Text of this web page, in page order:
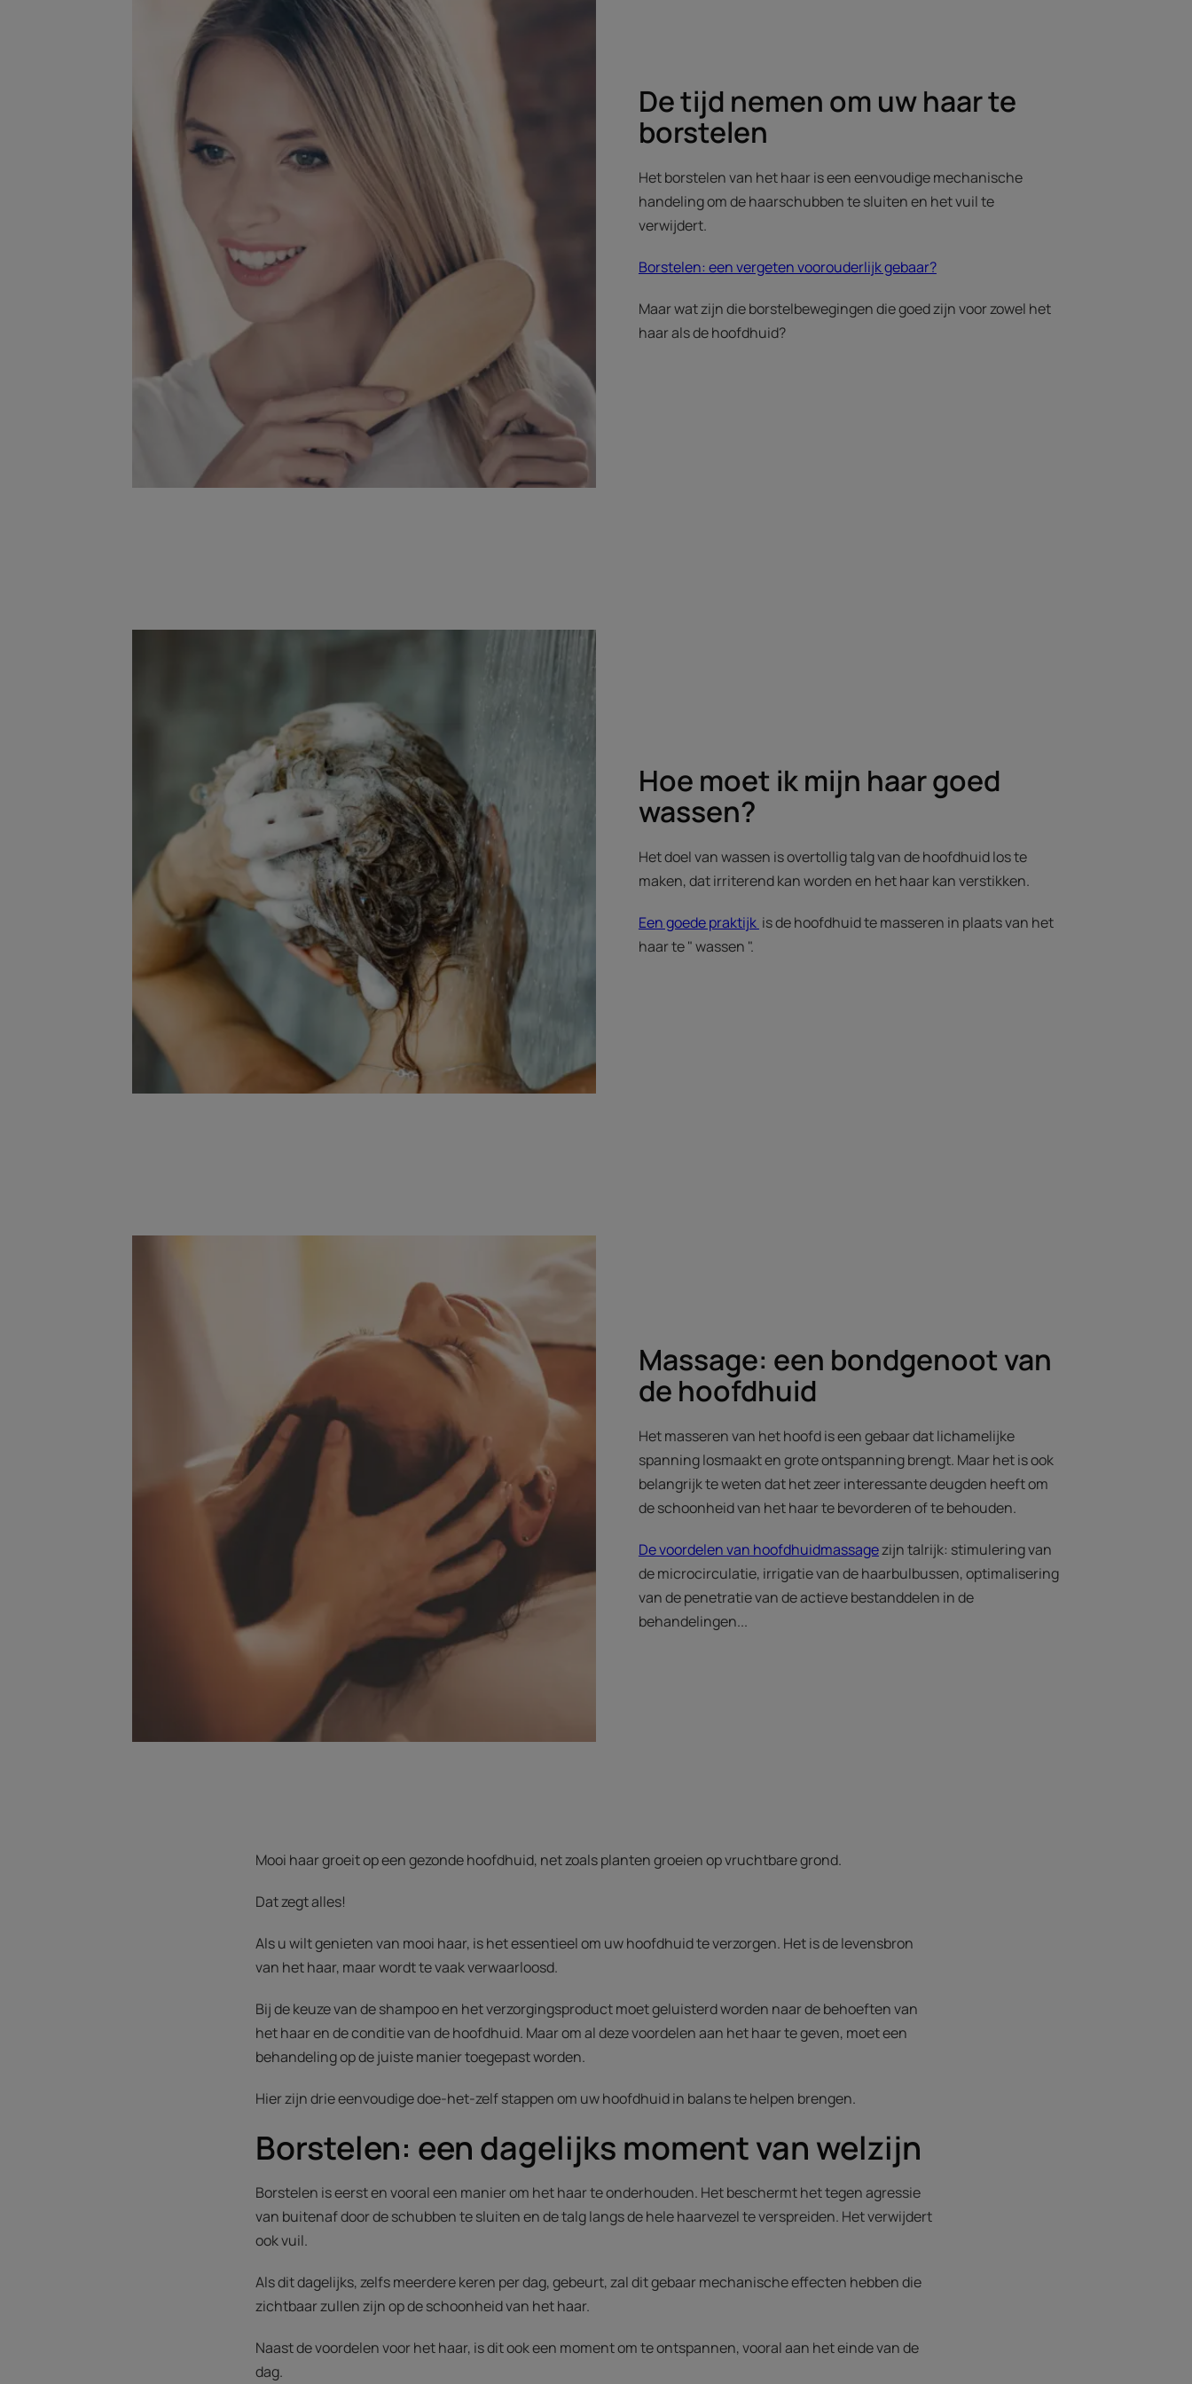
De tijd nemen om uw haar te
borstelen
Het borstelen van het haar is een eenvoudige mechanische
handeling om de haarschubben te sluiten en het vuil te
verwijdert.
Borstelen: een vergeten voorouderlijk gebaar?
Maar wat zijn die borstelbewegingen die goed zijn voor zowel het
haar als de hoofdhuid?
Hoe moet ik mijn haar goed
wassen?
Het doel van wassen is overtollig talg van de hoofdhuid los te
maken, dat irriterend kan worden en het haar kan verstikken.
Een goede praktijk is de hoofdhuid te masseren in plaats van het
haar te " wassen ".
Massage: een bondgenoot van
de hoofdhuid
Het masseren van het hoofd is een gebaar dat lichamelijke
spanning losmaakt en grote ontspanning brengt. Maar het is ook
belangrijk te weten dat het zeer interessante deugden heeft om
de schoonheid van het haar te bevorderen of te behouden.
De voordelen van hoofdhuidmassagezijn talrijk: stimulering van
de microcirculatie, irrigatie van de haarbulbussen, optimalisering
van de penetratie van de actieve bestanddelen in de
behandelingen...
Mooi haar groeit op een gezonde hoofdhuid, net zoals planten groeien op vruchtbare grond.
Dat zegt alles!
Als u wilt genieten van mooi haar, is het essentieel om uw hoofdhuid te verzorgen. Het is de levensbron
van het haar, maar wordt te vaak verwaarloosd.
Bij de keuze van de shampoo en het verzorgingsproduct moet geluisterd worden naar de behoeften van
het haar en de conditie van de hoofdhuid. Maar om al deze voordelen aan het haar te geven, moet een
behandeling op de juiste manier toegepast worden.
Hier zijn drie eenvoudige doe-het-zelf stappen om uw hoofdhuid in balans te helpen brengen.
Borstelen: een dagelijks moment van welzijn
Borstelen is eerst en vooral een manier om het haar te onderhouden. Het beschermt het tegen agressie
van buitenaf door de schubben te sluiten en de talg langs de hele haarvezel te verspreiden. Het verwijdert
ook vuil.
Als dit dagelijks, zelfs meerdere keren per dag, gebeurt, zal dit gebaar mechanische effecten hebben die
zichtbaar zullen zijn op de schoonheid van het haar.
Naast de voordelen voor het haar, is dit ook een moment om te ontspannen, vooral aan het einde van de
dag.